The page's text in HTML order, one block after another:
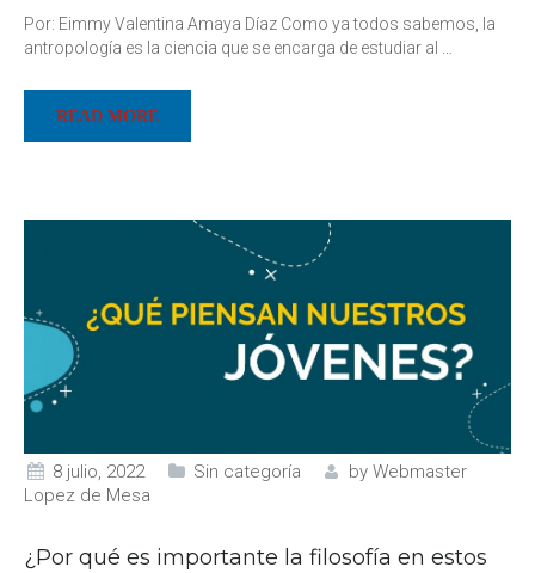
Por: Eimmy Valentina Amaya Díaz Como ya todos sabemos, la
antropología es la ciencia que se encarga de estudiar al …
READ MORE
8 julio, 2022 Sin categoría by Webmaster
Lopez de Mesa
¿Por qué es importante la filosofía en estos